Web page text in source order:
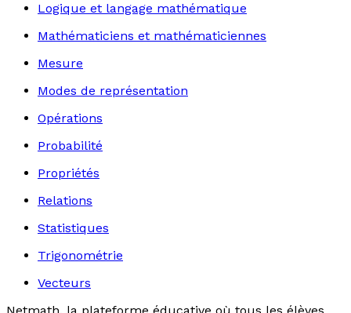
Logique et langage mathématique
Mathématiciens et mathématiciennes
Mesure
Modes de représentation
Opérations
Probabilité
Propriétés
Relations
Statistiques
Trigonométrie
Vecteurs